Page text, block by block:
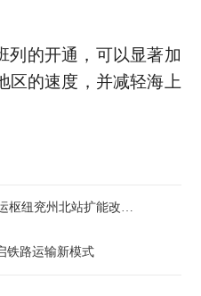
列的开通，可以显著加
区的速度，并减轻海上
州北站扩能改造工程完成
铁路运输新模式